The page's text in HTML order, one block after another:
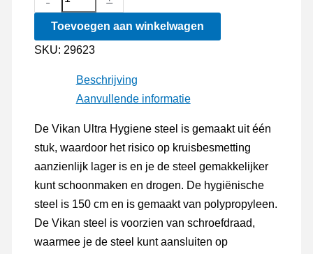
Ultra
Hygiene
steel
Toevoegen aan winkelwagen
SKU: 29623
Beschrijving
Aanvullende informatie
De Vikan Ultra Hygiene steel is gemaakt uit één
stuk, waardoor het risico op kruisbesmetting
aanzienlijk lager is en je de steel gemakkelijker
kunt schoonmaken en drogen. De hygiënische
steel is 150 cm en is gemaakt van polypropyleen.
De Vikan steel is voorzien van schroefdraad,
waarmee je de steel kunt aansluiten op